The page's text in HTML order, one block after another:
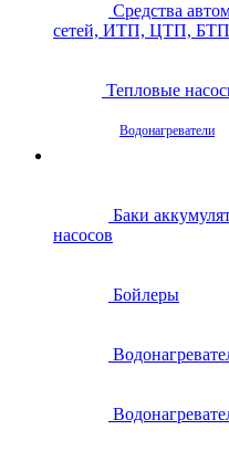
Средства
сетей, ИТП, ЦТП, БТП
Тепловые
Водонагреватели
Баки
насосов
Бойлеры